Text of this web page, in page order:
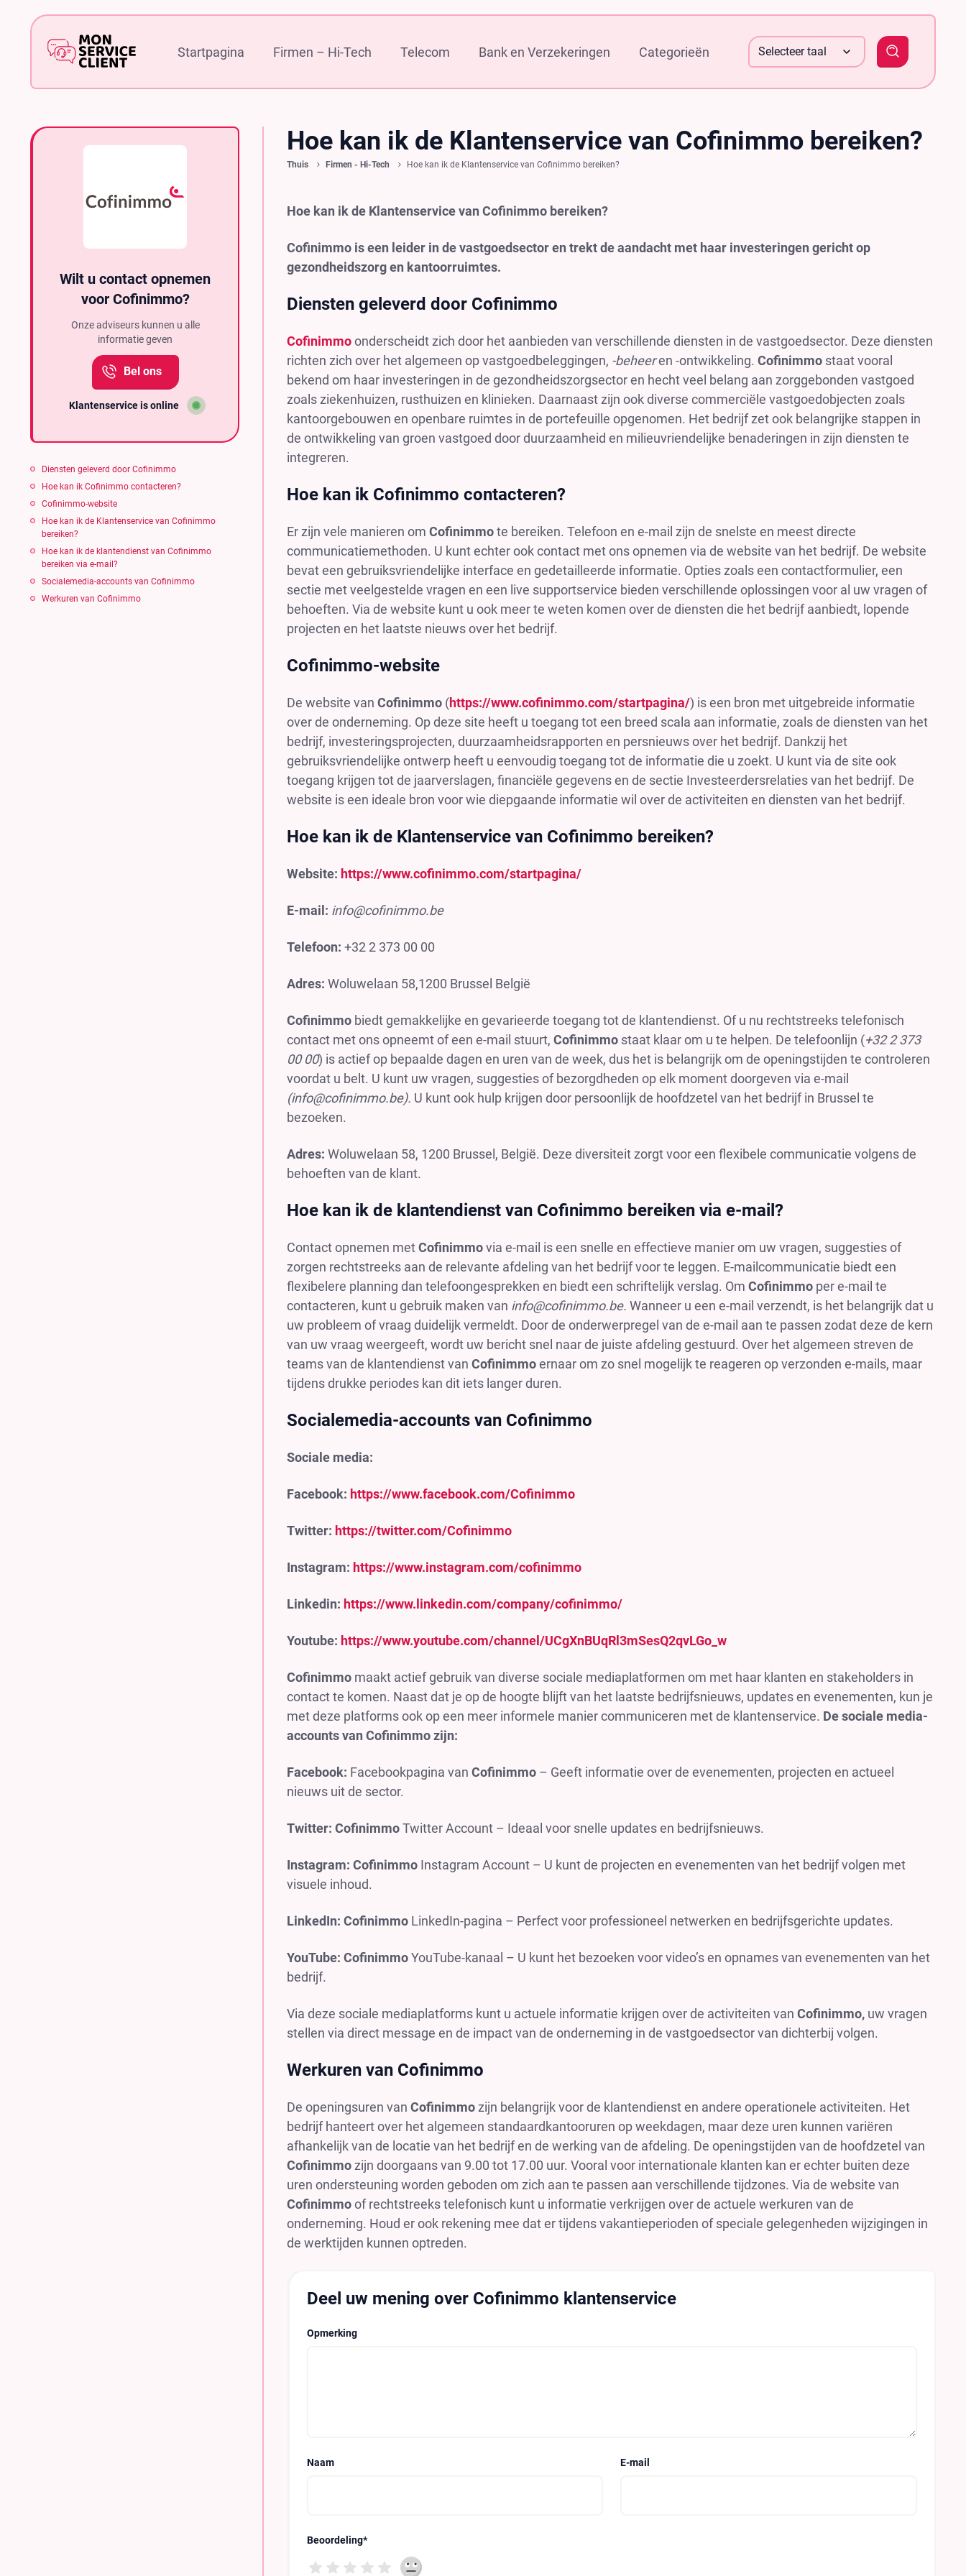
Startpagina Firmen – Hi-Tech Telecom Bank en Verzekeringen Categorieën
Selecteer taal
Wilt u contact opnemen
voor Cofinimmo?
Onze adviseurs kunnen u alle
informatie geven
Bel ons
Klantenservice is online
Diensten geleverd door Cofinimmo
Hoe kan ik Cofinimmo contacteren?
Cofinimmo-website
Hoe kan ik de Klantenservice van Cofinimmo
bereiken?
Hoe kan ik de klantendienst van Cofinimmo
bereiken via e-mail?
Socialemedia-accounts van Cofinimmo
Werkuren van Cofinimmo
Hoe kan ik de Klantenservice van Cofinimmo bereiken?
Thuis Firmen - Hi-Tech Hoe kan ik de Klantenservice van Cofinimmo bereiken?
Hoe kan ik de Klantenservice van Cofinimmo bereiken?
Cofinimmo is een leider in de vastgoedsector en trekt de aandacht met haar investeringen gericht op
gezondheidszorg en kantoorruimtes.
Diensten geleverd door Cofinimmo
Cofinimmoonderscheidt zich door het aanbieden van verschillende diensten in de vastgoedsector. Deze diensten
richten zich over het algemeen op vastgoedbeleggingen, -beheeren -ontwikkeling. Cofinimmostaat vooral
bekend om haar investeringen in de gezondheidszorgsector en hecht veel belang aan zorggebonden vastgoed
zoals ziekenhuizen, rusthuizen en klinieken. Daarnaast zijn ook diverse commerciële vastgoedobjecten zoals
kantoorgebouwen en openbare ruimtes in de portefeuille opgenomen. Het bedrijf zet ook belangrijke stappen in
de ontwikkeling van groen vastgoed door duurzaamheid en milieuvriendelijke benaderingen in zijn diensten te
integreren.
Hoe kan ik Cofinimmo contacteren?
Er zijn vele manieren om Cofinimmote bereiken. Telefoon en e-mail zijn de snelste en meest directe
communicatiemethoden. U kunt echter ook contact met ons opnemen via de website van het bedrijf. De website
bevat een gebruiksvriendelijke interface en gedetailleerde informatie. Opties zoals een contactformulier, een
sectie met veelgestelde vragen en een live supportservice bieden verschillende oplossingen voor al uw vragen of
behoeften. Via de website kunt u ook meer te weten komen over de diensten die het bedrijf aanbiedt, lopende
projecten en het laatste nieuws over het bedrijf.
Cofinimmo-website
De website van Cofinimmo(https://www.cofinimmo.com/startpagina/) is een bron met uitgebreide informatie
over de onderneming. Op deze site heeft u toegang tot een breed scala aan informatie, zoals de diensten van het
bedrijf, investeringsprojecten, duurzaamheidsrapporten en persnieuws over het bedrijf. Dankzij het
gebruiksvriendelijke ontwerp heeft u eenvoudig toegang tot de informatie die u zoekt. U kunt via de site ook
toegang krijgen tot de jaarverslagen, financiële gegevens en de sectie Investeerdersrelaties van het bedrijf. De
website is een ideale bron voor wie diepgaande informatie wil over de activiteiten en diensten van het bedrijf.
Hoe kan ik de Klantenservice van Cofinimmo bereiken?
Website: https://www.cofinimmo.com/startpagina/
E-mail: info@cofinimmo.be
Telefoon: +32 2 373 00 00
Adres: Woluwelaan 58,1200 Brussel België
Cofinimmobiedt gemakkelijke en gevarieerde toegang tot de klantendienst. Of u nu rechtstreeks telefonisch
contact met ons opneemt of een e-mail stuurt, Cofinimmostaat klaar om u te helpen. De telefoonlijn (+32 2 373
00 00) is actief op bepaalde dagen en uren van de week, dus het is belangrijk om de openingstijden te controleren
voordat u belt. U kunt uw vragen, suggesties of bezorgdheden op elk moment doorgeven via e-mail
(info@cofinimmo.be). U kunt ook hulp krijgen door persoonlijk de hoofdzetel van het bedrijf in Brussel te
bezoeken.
Adres: Woluwelaan 58, 1200 Brussel, België. Deze diversiteit zorgt voor een flexibele communicatie volgens de
behoeften van de klant.
Hoe kan ik de klantendienst van Cofinimmo bereiken via e-mail?
Contact opnemen metCofinimmovia e-mail is een snelle en effectieve manier om uw vragen, suggesties of
zorgen rechtstreeks aan de relevante afdeling van het bedrijf voor te leggen. E-mailcommunicatie biedt een
flexibelere planning dan telefoongesprekken en biedt een schriftelijk verslag. Om Cofinimmoper e-mail te
contacteren, kunt u gebruik maken van info@cofinimmo.be. Wanneer u een e-mail verzendt, is het belangrijk dat u
uw probleem of vraag duidelijk vermeldt. Door de onderwerpregel van de e-mail aan te passen zodat deze de kern
van uw vraag weergeeft, wordt uw bericht snel naar de juiste afdeling gestuurd. Over het algemeen streven de
teams van de klantendienst van Cofinimmoernaar om zo snel mogelijk te reageren op verzonden e-mails, maar
tijdens drukke periodes kan dit iets langer duren.
Socialemedia-accounts van Cofinimmo
Sociale media:
Facebook: https://www.facebook.com/Cofinimmo
Twitter: https://twitter.com/Cofinimmo
Instagram: https://www.instagram.com/cofinimmo
Linkedin: https://www.linkedin.com/company/cofinimmo/
Youtube: https://www.youtube.com/channel/UCgXnBUqRl3mSesQ2qvLGo_w
Cofinimmomaakt actief gebruik van diverse sociale mediaplatformen om met haar klanten en stakeholders in
contact te komen. Naast dat je op de hoogte blijft van het laatste bedrijfsnieuws, updates en evenementen, kun je
met deze platforms ook op een meer informele manier communiceren met de klantenservice. De sociale media-
accounts van Cofinimmo zijn:
Facebook: Facebookpagina van Cofinimmo– Geeft informatie over de evenementen, projecten en actueel
nieuws uit de sector.
Twitter: CofinimmoTwitter Account – Ideaal voor snelle updates en bedrijfsnieuws.
Instagram: CofinimmoInstagram Account – U kunt de projecten en evenementen van het bedrijf volgen met
visuele inhoud.
LinkedIn: CofinimmoLinkedIn-pagina – Perfect voor professioneel netwerken en bedrijfsgerichte updates.
YouTube: CofinimmoYouTube-kanaal – U kunt het bezoeken voor video’s en opnames van evenementen van het
bedrijf.
Via deze sociale mediaplatforms kunt u actuele informatie krijgen over de activiteiten van Cofinimmo,uw vragen
stellen via direct message en de impact van de onderneming in de vastgoedsector van dichterbij volgen.
Werkuren van Cofinimmo
De openingsuren van Cofinimmozijn belangrijk voor de klantendienst en andere operationele activiteiten. Het
bedrijf hanteert over het algemeen standaardkantooruren op weekdagen, maar deze uren kunnen variëren
afhankelijk van de locatie van het bedrijf en de werking van de afdeling. De openingstijden van de hoofdzetel van
Cofinimmozijn doorgaans van 9.00 tot 17.00 uur. Vooral voor internationale klanten kan er echter buiten deze
uren ondersteuning worden geboden om zich aan te passen aan verschillende tijdzones. Via de website van
Cofinimmoof rechtstreeks telefonisch kunt u informatie verkrijgen over de actuele werkuren van de
onderneming. Houd er ook rekening mee dat er tijdens vakantieperioden of speciale gelegenheden wijzigingen in
de werktijden kunnen optreden.
Deel uw mening over Cofinimmo klantenservice
Opmerking
Naam E-mail
Beoordeling*